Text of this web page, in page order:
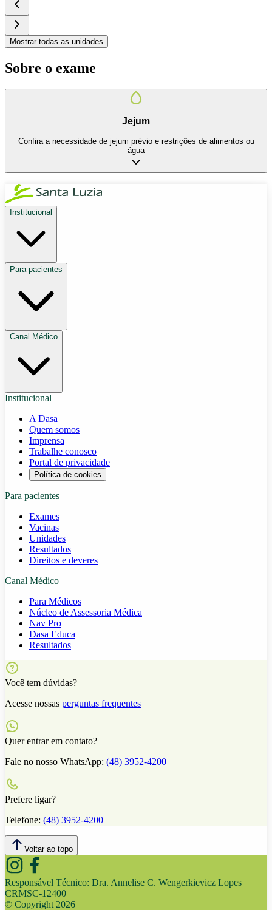
Mostrar todas as unidades
Sobre o exame
Jejum
Confira a necessidade de jejum prévio e restrições de alimentos ou
água
Institucional
Para pacientes
Canal Médico
Institucional
A Dasa
Quem somos
Imprensa
Trabalhe conosco
Portal de privacidade
Política de cookies
Para pacientes
Exames
Vacinas
Unidades
Resultados
Direitos e deveres
Canal Médico
Para Médicos
Núcleo de Assessoria Médica
Nav Pro
Dasa Educa
Resultados
Você tem dúvidas?
Acesse nossas perguntas frequentes
Quer entrar em contato?
Fale no nosso WhatsApp: (48) 3952-4200
Prefere ligar?
Telefone: (48) 3952-4200
Voltar ao topo
Responsável Técnico: Dra. Annelise C. Wengerkievicz Lopes |
CRMSC-12400
© Copyright2026